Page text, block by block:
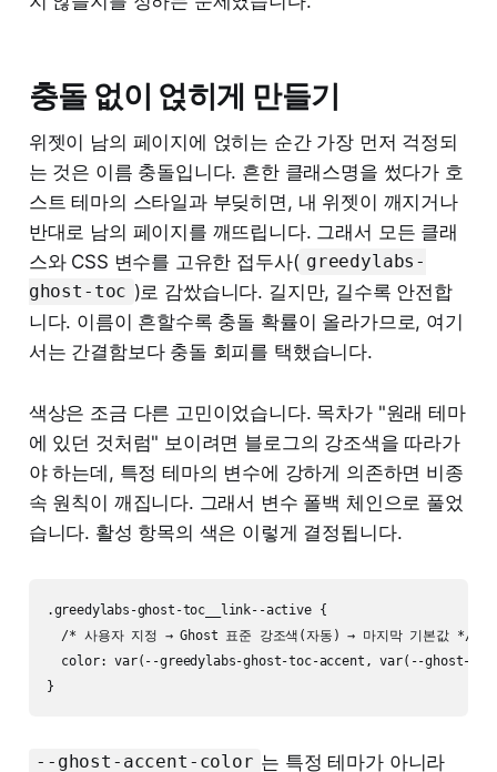
충돌 없이 얹히게 만들기
위젯이 남의 페이지에 얹히는 순간 가장 먼저 걱정되
는 것은 이름 충돌입니다. 흔한 클래스명을 썼다가 호
스트 테마의 스타일과 부딪히면, 내 위젯이 깨지거나
반대로 남의 페이지를 깨뜨립니다. 그래서 모든 클래
스와 CSS 변수를 고유한 접두사( greedylabs-
ghost-toc )로 감쌌습니다. 길지만, 길수록 안전합
니다. 이름이 흔할수록 충돌 확률이 올라가므로, 여기
서는 간결함보다 충돌 회피를 택했습니다.
색상은 조금 다른 고민이었습니다. 목차가 "원래 테마
에 있던 것처럼" 보이려면 블로그의 강조색을 따라가
야 하는데, 특정 테마의 변수에 강하게 의존하면 비종
속 원칙이 깨집니다. 그래서 변수 폴백 체인으로 풀었
습니다. 활성 항목의 색은 이렇게 결정됩니다.
.greedylabs-ghost-toc__link--active {
  /* 사용자 지정 → Ghost 표준 강조색(자동) → 마지막 기본값 */
color: var(--greedylabs-ghost-toc-accent, var(--ghost-
--ghost-accent-color 는 특정 테마가 아니라